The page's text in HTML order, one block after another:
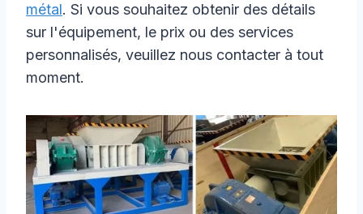
métal. Si vous souhaitez obtenir des détails
sur l'équipement, le prix ou des services
personnalisés, veuillez nous contacter à tout
moment.